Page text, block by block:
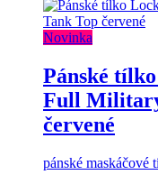
Novinka
Pánské
Full Military
červené
pánské maskáčové